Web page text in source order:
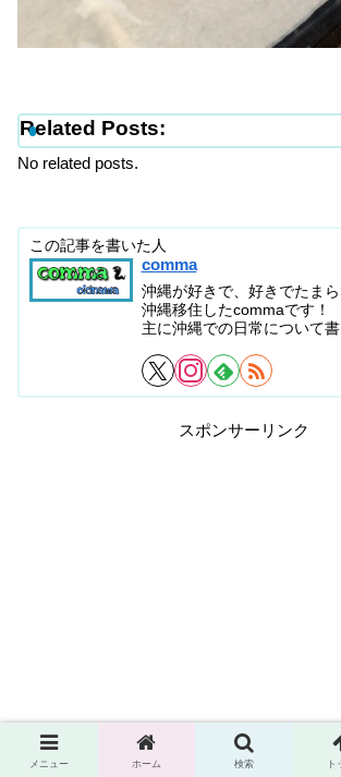
Related Posts:
No related posts.
この記事を書いた人
comma
沖縄が好きで、好きでたまら
沖縄移住したcommaです！
主に沖縄での日常について
スポンサーリンク
メニュー ホーム 検索 ト